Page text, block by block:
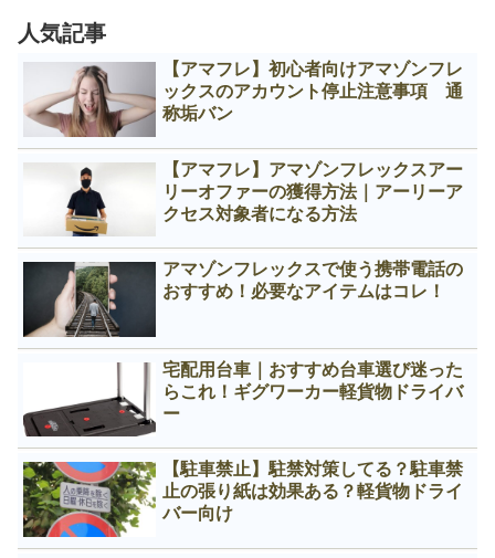
人気記事
【アマフレ】初心者向けアマゾンフレ
ックスのアカウント停止注意事項 通
称垢バン
【アマフレ】アマゾンフレックスアー
リーオファーの獲得方法｜アーリーア
クセス対象者になる方法
アマゾンフレックスで使う携帯電話の
おすすめ！必要なアイテムはコレ！
宅配用台車｜おすすめ台車選び迷った
らこれ！ギグワーカー軽貨物ドライバ
ー
【駐車禁止】駐禁対策してる？駐車禁
止の張り紙は効果ある？軽貨物ドライ
バー向け